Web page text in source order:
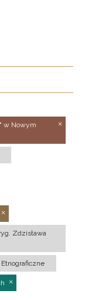
w Nowym
Zdzisława